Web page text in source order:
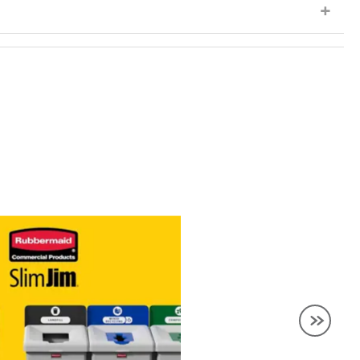
の広い「Slim Jim®」シリーズと同様、通気口、ゴミ袋